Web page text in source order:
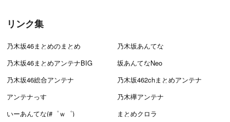
リンク集
乃木坂46まとめのまとめ
乃木坂あんてな
乃木坂46まとめアンテナBIG
坂あんてなNeo
乃木坂46総合アンテナ
乃木坂462chまとめアンテナ
アンテナっす
乃木欅アンテナ
いーあんてな(#゜ｗ゜)
まとめクロラ